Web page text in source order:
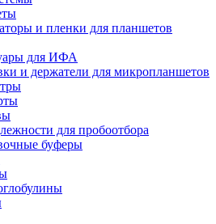
и пленки для планшетов
для ИФА
и держатели для микропланшетов
для пробоотбора
буферы